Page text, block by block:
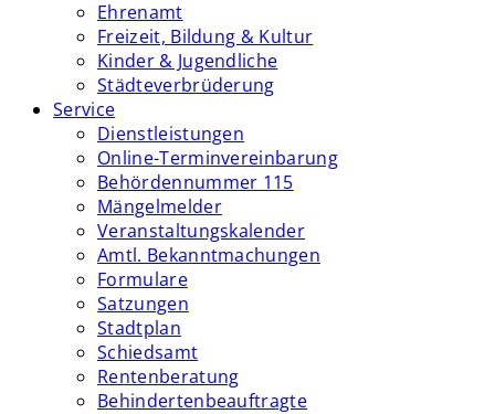
Ehrenamt
Freizeit, Bildung & Kultur
Kinder & Jugendliche
Städteverbrüderung
Service
Dienstleistungen
Online-Terminvereinbarung
Behördennummer 115
Mängelmelder
Veranstaltungskalender
Amtl. Bekanntmachungen
Formulare
Satzungen
Stadtplan
Schiedsamt
Rentenberatung
Behindertenbeauftragte